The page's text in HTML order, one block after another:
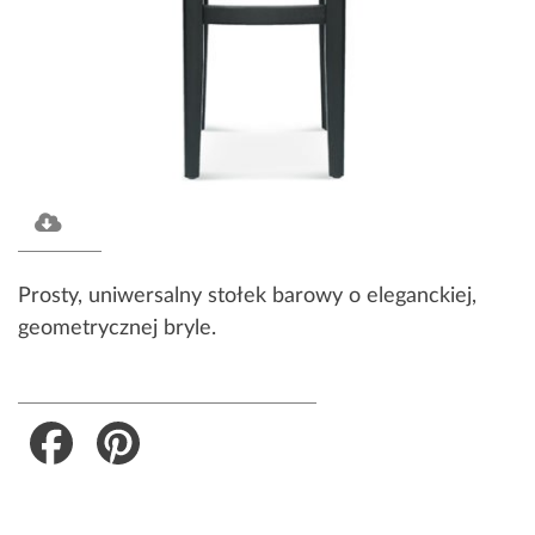
Prosty, uniwersalny stołek barowy o eleganckiej,
geometrycznej bryle.
Facebook